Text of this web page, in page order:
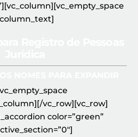
vc_row][vc_row]
color=”green”